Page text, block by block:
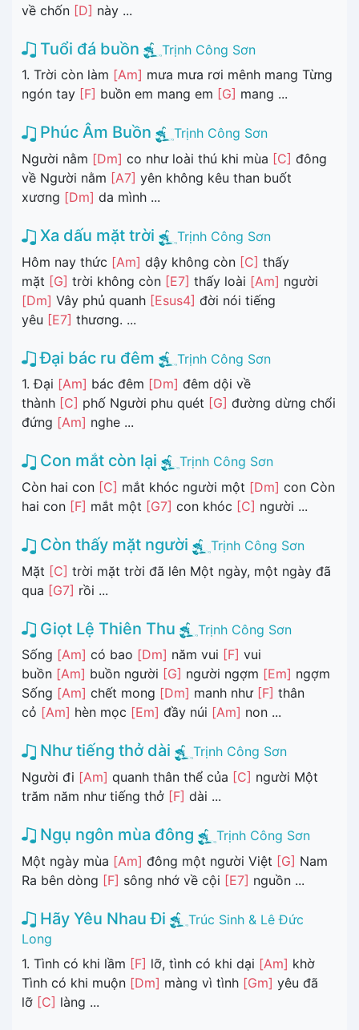
về chốn [D] này ...
Tuổi đá buồn
Trịnh Công Sơn
1. Trời còn làm [Am] mưa mưa rơi mênh mang Từng
ngón tay [F] buồn em mang em [G] mang ...
Phúc Âm Buồn
Trịnh Công Sơn
Người nằm [Dm] co như loài thú khi mùa [C] đông
về Người nằm [A7] yên không kêu than buốt
xương [Dm] da mình ...
Xa dấu mặt trời
Trịnh Công Sơn
Hôm nay thức [Am] dậy không còn [C] thấy
mặt [G] trời không còn [E7] thấy loài [Am] người
[Dm] Vây phủ quanh [Esus4] đời nói tiếng
yêu [E7] thương. ...
Đại bác ru đêm
Trịnh Công Sơn
1. Đại [Am] bác đêm [Dm] đêm dội về
thành [C] phố Người phu quét [G] đường dừng chổi
đứng [Am] nghe ...
Con mắt còn lại
Trịnh Công Sơn
Còn hai con [C] mắt khóc người một [Dm] con Còn
hai con [F] mắt một [G7] con khóc [C] người ...
Còn thấy mặt người
Trịnh Công Sơn
Mặt [C] trời mặt trời đã lên Một ngày, một ngày đã
qua [G7] rồi ...
Giọt Lệ Thiên Thu
Trịnh Công Sơn
Sống [Am] có bao [Dm] năm vui [F] vui
buồn [Am] buồn người [G] người ngợm [Em] ngợm
Sống [Am] chết mong [Dm] manh như [F] thân
cỏ [Am] hèn mọc [Em] đầy núi [Am] non ...
Như tiếng thở dài
Trịnh Công Sơn
Người đi [Am] quanh thân thể của [C] người Một
trăm năm như tiếng thở [F] dài ...
Ngụ ngôn mùa đông
Trịnh Công Sơn
Một ngày mùa [Am] đông một người Việt [G] Nam
Ra bên dòng [F] sông nhớ về cội [E7] nguồn ...
Hãy Yêu Nhau Đi
Trúc Sinh & Lê Đức
Long
1. Tình có khi lầm [F] lỡ, tình có khi dại [Am] khờ
Tình có khi muộn [Dm] màng vì tình [Gm] yêu đã
lỡ [C] làng ...